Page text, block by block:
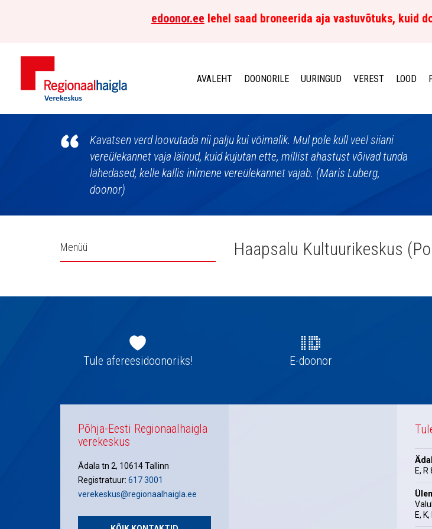
edoonor.ee lehel saad broneerida aja vastuvõtuks, kuid
Põhja-
Eesti
Regionaalhaigla
Verekeskus
AVALEHT DOONORILE UURINGUD VEREST LOOD
Kavatsen verd loovutada nii palju kui võimalik. Mul pole küll veel siiani
vereülekannet vaja läinud, kuid kujutan ette, millist ahastust võivad tunda
lähedased, kelle kallis inimene vereülekannet vajab. (Maris Luberg,
doonor)
Külgpaani
Menüü Haapsalu Kultuurikeskus
navigatsioonTule afereesidoonoriks! E-doonor
Põhja-Eesti Regionaalhaigla
verekeskus
Ädala tn 2, 10614 Tallinn
Registratuur: 617 3001
verekeskus@regionaalhaigla.ee
E,
E,